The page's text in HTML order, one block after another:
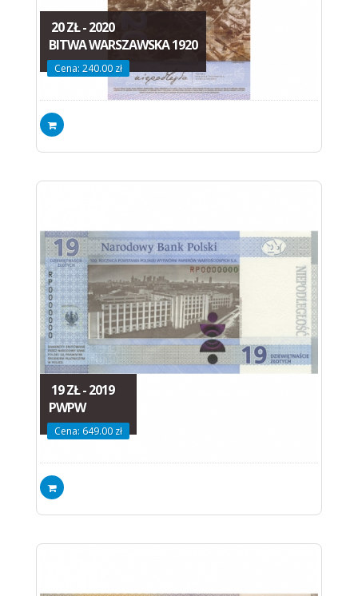
20 ZŁ - 2020
BITWA WARSZAWSKA 1920
Cena: 240.00 zł
19 ZŁ - 2019
PWPW
Cena: 649.00 zł